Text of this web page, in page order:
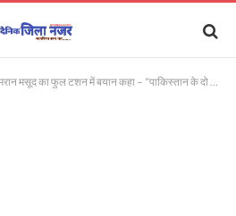
में बयान कहा – “पाकिस्तान के दो टुकड़े हों…….. मोदी दिखाएं इंदिरा जैसी हिम्मत!”